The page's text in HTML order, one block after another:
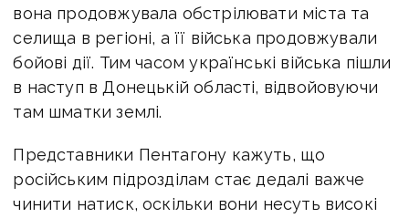
вона продовжувала обстрілювати міста та
селища в регіоні, а її війська продовжували
бойові дії. Тим часом українські війська пішли
в наступ в Донецькій області, відвойовуючи
там шматки землі.
Представники Пентагону кажуть, що
російським підрозділам стає дедалі важче
чинити натиск, оскільки вони несуть високі